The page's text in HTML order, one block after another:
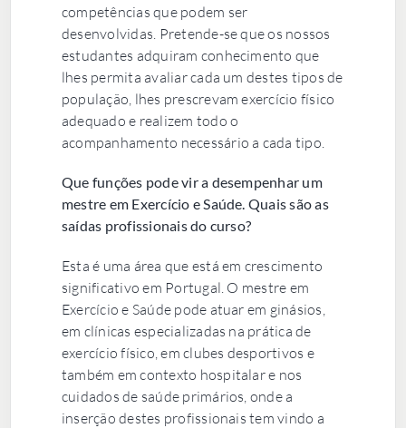
competências que podem ser
desenvolvidas. Pretende-se que os nossos
estudantes adquiram conhecimento que
lhes permita avaliar cada um destes tipos de
população, lhes prescrevam exercício físico
adequado e realizem todo o
acompanhamento necessário a cada tipo.
Que funções pode vir a desempenhar um
mestre em Exercício e Saúde. Quais são as
saídas profissionais do curso?
Esta é uma área que está em crescimento
significativo em Portugal. O mestre em
Exercício e Saúde pode atuar em ginásios,
em clínicas especializadas na prática de
exercício físico, em clubes desportivos e
também em contexto hospitalar e nos
cuidados de saúde primários, onde a
inserção destes profissionais tem vindo a